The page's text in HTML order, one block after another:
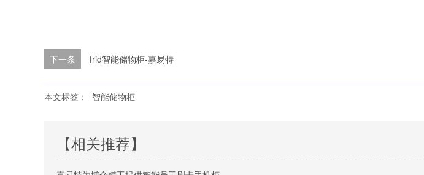
下一条 frid智能储物柜-嘉易特
本文标签： 智能储物柜
【相关推荐】